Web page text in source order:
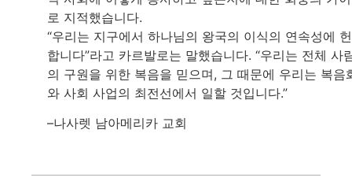
로 지적했습니다.
“우리는 지구에서 하나님의 왕국의 이식의 연속성에
합니다”라고 카르발로는 말했습니다. “우리는 전체 사
의 구원을 위한 복음을 믿으며, 그 때문에 우리는 복음
와 사회 사업의 최전선에서 일할 것입니다.”
–나사렛 남아메리카 교회